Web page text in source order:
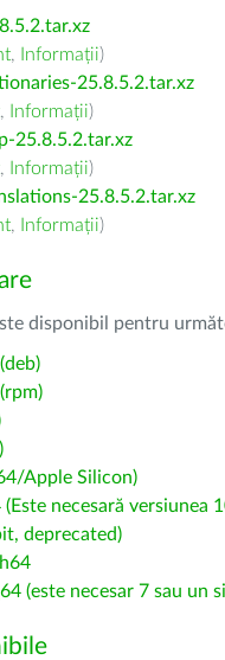
, Informații)
25.8.5.2.tar.xz
, Informații)
25.8.5.2.tar.xz
, Informații)
25.8.5.2.tar.xz
, Informații)
disponibil pentru
Apple Silicon)
(Este necesară versiunea
deprecated)
(este necesar 7 sau un